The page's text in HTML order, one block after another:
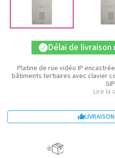
check Délai de livraison
Platine de rue vidéo IP
bâtiments tertiaires avec clavier
SIP
Lire la
